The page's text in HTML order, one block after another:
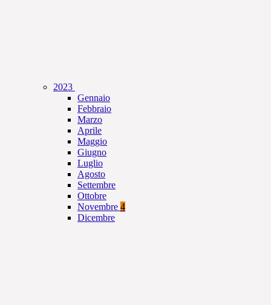
2023
Gennaio
Febbraio
Marzo
Aprile
Maggio
Giugno
Luglio
Agosto
Settembre
Ottobre
Novembre 4
Dicembre